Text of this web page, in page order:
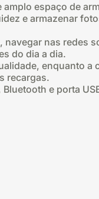
espaço de
e armazenar
nas redes
do dia a dia.
enquanto a
recargas.
e porta